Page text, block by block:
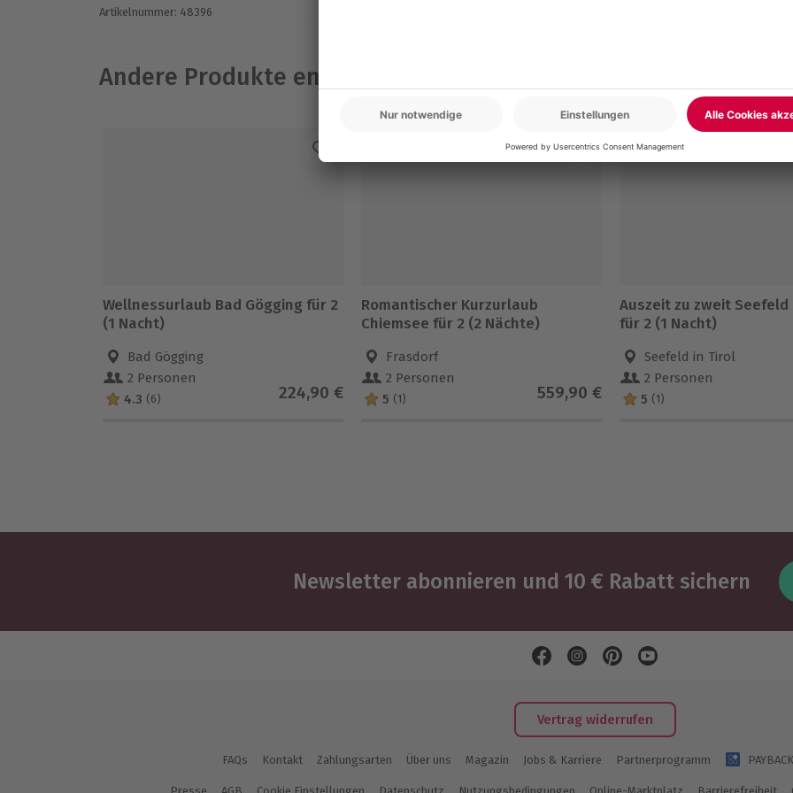
Artikelnummer: 48396
Andere Produkte entdecken
Wellnessurlaub Bad Gögging für 2
(1 Nacht)
Bad Gögging
2 Personen
4.3 (6) 224,90 €
Romantischer Kurzurlaub
Chiemsee für 2 (2 Nächte)
Frasdorf
2 Personen
5 (1) 559,90 €
-15% CLUB DEAL
Auszeit zu zweit Seefeld
für 2 (1 Nacht)
Seefeld in Tirol
2 Personen
5 (1)
Newsletter abonnieren und 10 € Rabatt sichern
Vertrag widerrufen
FAQs Kontakt Zahlungsarten Über uns Magazin Jobs & Karriere Partnerprogramm PAYBACK